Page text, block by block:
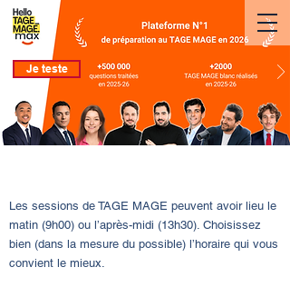
Je teste
Les sessions de TAGE MAGE peuvent avoir lieu le
matin (9h00) ou l’après-midi (13h30). Choisissez
bien (dans la mesure du possible) l’horaire qui vous
convient le mieux.